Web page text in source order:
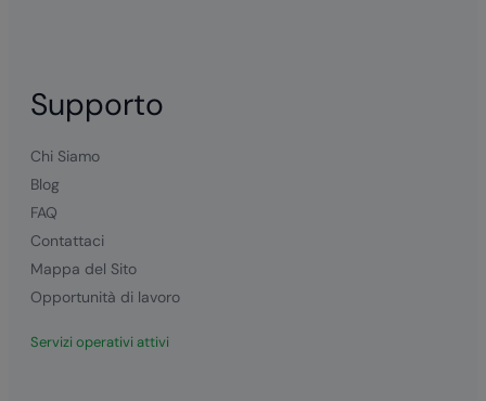
Supporto
Chi Siamo
Blog
FAQ
Contattaci
Mappa del Sito
Opportunità di lavoro
Servizi operativi attivi